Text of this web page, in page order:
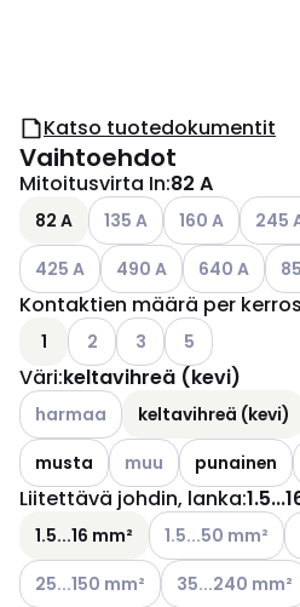
Katso tuotedokumentit
Vaihtoehdot
Mitoitusvirta In:82 A
82 A Katso käytettävissä
135 A Katso
160 A Katso
245
Katso käytettävissä olevat
425 A Katso käytettävissä
490 A Katso
640 A
Kontaktien määrä per kerros
1 Katso käytettävissä olevat
2 Katso käytettävissä
3 Katso
5
Väri:keltavihreä (kevi)
Katso käytettävissä olevat
harmaa keltavihreä (kevi)
musta
Katso käytettävissä
muu punainen
Liitettävä johdin, lanka:
1.5...16 mm² Katso
1.5...50 mm²
Katso käytettävissä olevat
25...150 mm² Katso
35...240 mm²